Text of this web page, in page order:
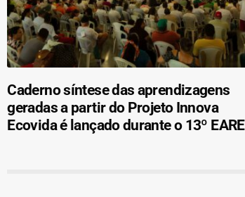
Caderno síntese das aprendizagens
geradas a partir do Projeto Innova
Ecovida é lançado durante o 13º EARE